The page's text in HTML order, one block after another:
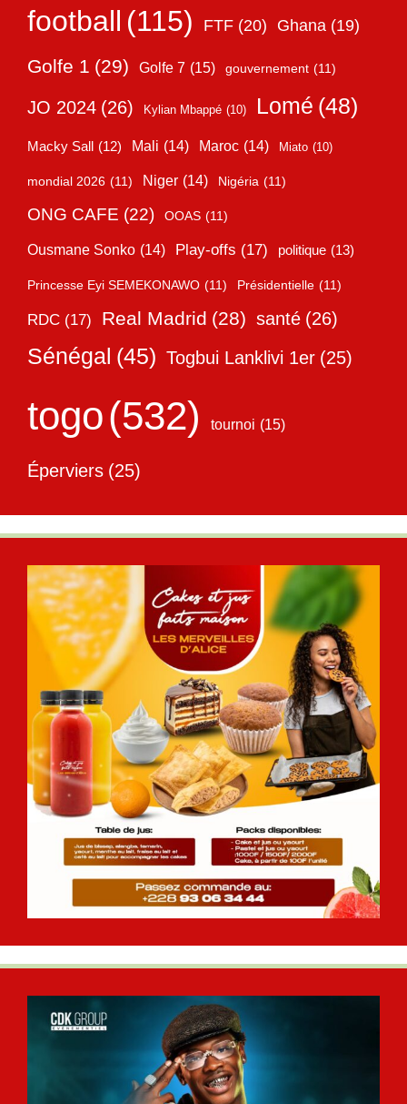
football (115) FTF (20) Ghana (19)
Golfe 1 (29) Golfe 7 (15) gouvernement (11)
JO 2024 (26) Kylian Mbappé (10) Lomé (48)
Macky Sall (12) Mali (14) Maroc (14) Miato (10)
mondial 2026 (11) Niger (14) Nigéria (11)
ONG CAFE (22) OOAS (11)
Ousmane Sonko (14) Play-offs (17) politique (13)
Princesse Eyi SEMEKONAWO (11) Présidentielle (11)
RDC (17) Real Madrid (28) santé (26)
Sénégal (45) Togbui Lanklivi 1er (25)
togo(532) tournoi (15)
Éperviers (25)